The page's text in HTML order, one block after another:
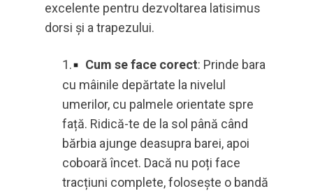
excelente pentru dezvoltarea latisimus
dorsi și a trapezului.
Cum se face corect: Prinde bara
cu mâinile depărtate la nivelul
umerilor, cu palmele orientate spre
față. Ridică-te de la sol până când
bărbia ajunge deasupra barei, apoi
coboară încet. Dacă nu poți face
tracțiuni complete, folosește o bandă